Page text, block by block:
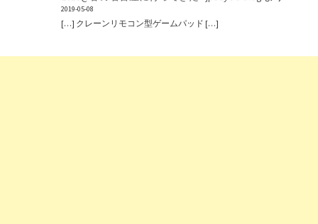
2019-05-08
[…] クレーンリモコン型ゲームパッド […]